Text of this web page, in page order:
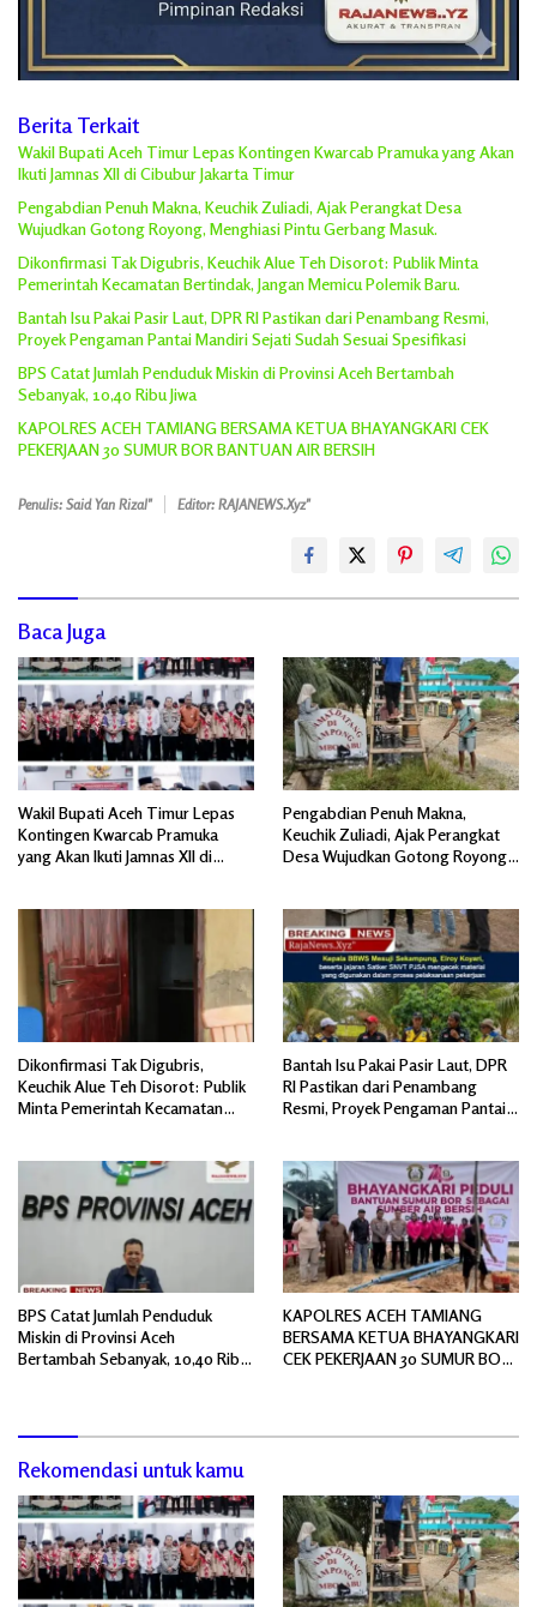
Berita Terkait
Wakil Bupati Aceh Timur Lepas Kontingen Kwarcab Pramuka yang Akan
Ikuti Jamnas XII di Cibubur Jakarta Timur
Pengabdian Penuh Makna, Keuchik Zuliadi, Ajak Perangkat Desa
Wujudkan Gotong Royong, Menghiasi Pintu Gerbang Masuk.
Dikonfirmasi Tak Digubris, Keuchik Alue Teh Disorot: Publik Minta
Pemerintah Kecamatan Bertindak, Jangan Memicu Polemik Baru.
Bantah Isu Pakai Pasir Laut, DPR RI Pastikan dari Penambang Resmi,
Proyek Pengaman Pantai Mandiri Sejati Sudah Sesuai Spesifikasi
BPS Catat Jumlah Penduduk Miskin di Provinsi Aceh Bertambah
Sebanyak, 10,40 Ribu Jiwa
KAPOLRES ACEH TAMIANG BERSAMA KETUA BHAYANGKARI CEK
PEKERJAAN 30 SUMUR BOR BANTUAN AIR BERSIH
Penulis: Said Yan Rizal" Editor: RAJANEWS.Xyz"
Baca Juga
Wakil Bupati Aceh Timur Lepas
Kontingen Kwarcab Pramuka
yang Akan Ikuti Jamnas XII di
Pengabdian Penuh Makna,
Keuchik Zuliadi, Ajak Perangkat
Desa Wujudkan Gotong Royong,
Dikonfirmasi Tak Digubris,
Keuchik Alue Teh Disorot: Publik
Minta Pemerintah Kecamatan
Bantah Isu Pakai Pasir Laut, DPR
RI Pastikan dari Penambang
Resmi, Proyek Pengaman Pantai
BPS Catat Jumlah Penduduk
Miskin di Provinsi Aceh
Bertambah Sebanyak, 10,40 Ribu
KAPOLRES ACEH TAMIANG
BERSAMA KETUA BHAYANGKARI
CEK PEKERJAAN 30 SUMUR BOR
Rekomendasi untuk kamu